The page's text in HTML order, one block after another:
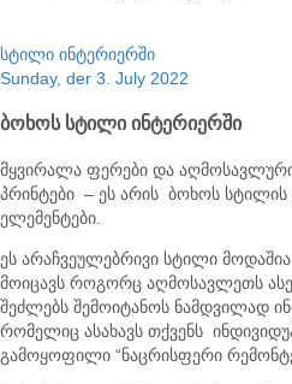
სტილი ინტერიერში
Sunday, der 3. July 2022
ბოხოს სტილი ინტერიერში
მყვირალა ფერები და
პრინტები – ეს არის ბოხოს სტილის
ელემენტები.
ეს არაჩვეულებრივი სტილი
მოიცავს როგორც აღმოსავლეთს
შეძლებს შემოიტანოს ნამდვილად
რომელიც ასახავს თქვენს
გამოყოფილი “ნაცრისფერი